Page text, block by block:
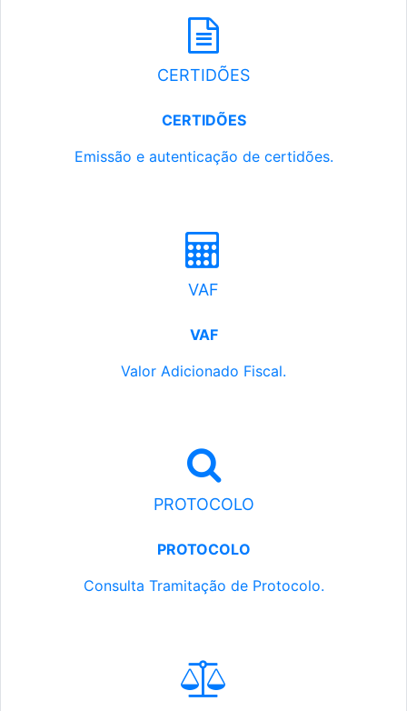
CERTIDÕES
CERTIDÕES
Emissão e autenticação de certidões.
VAF
VAF
Valor Adicionado Fiscal.
PROTOCOLO
PROTOCOLO
Consulta Tramitação de Protocolo.